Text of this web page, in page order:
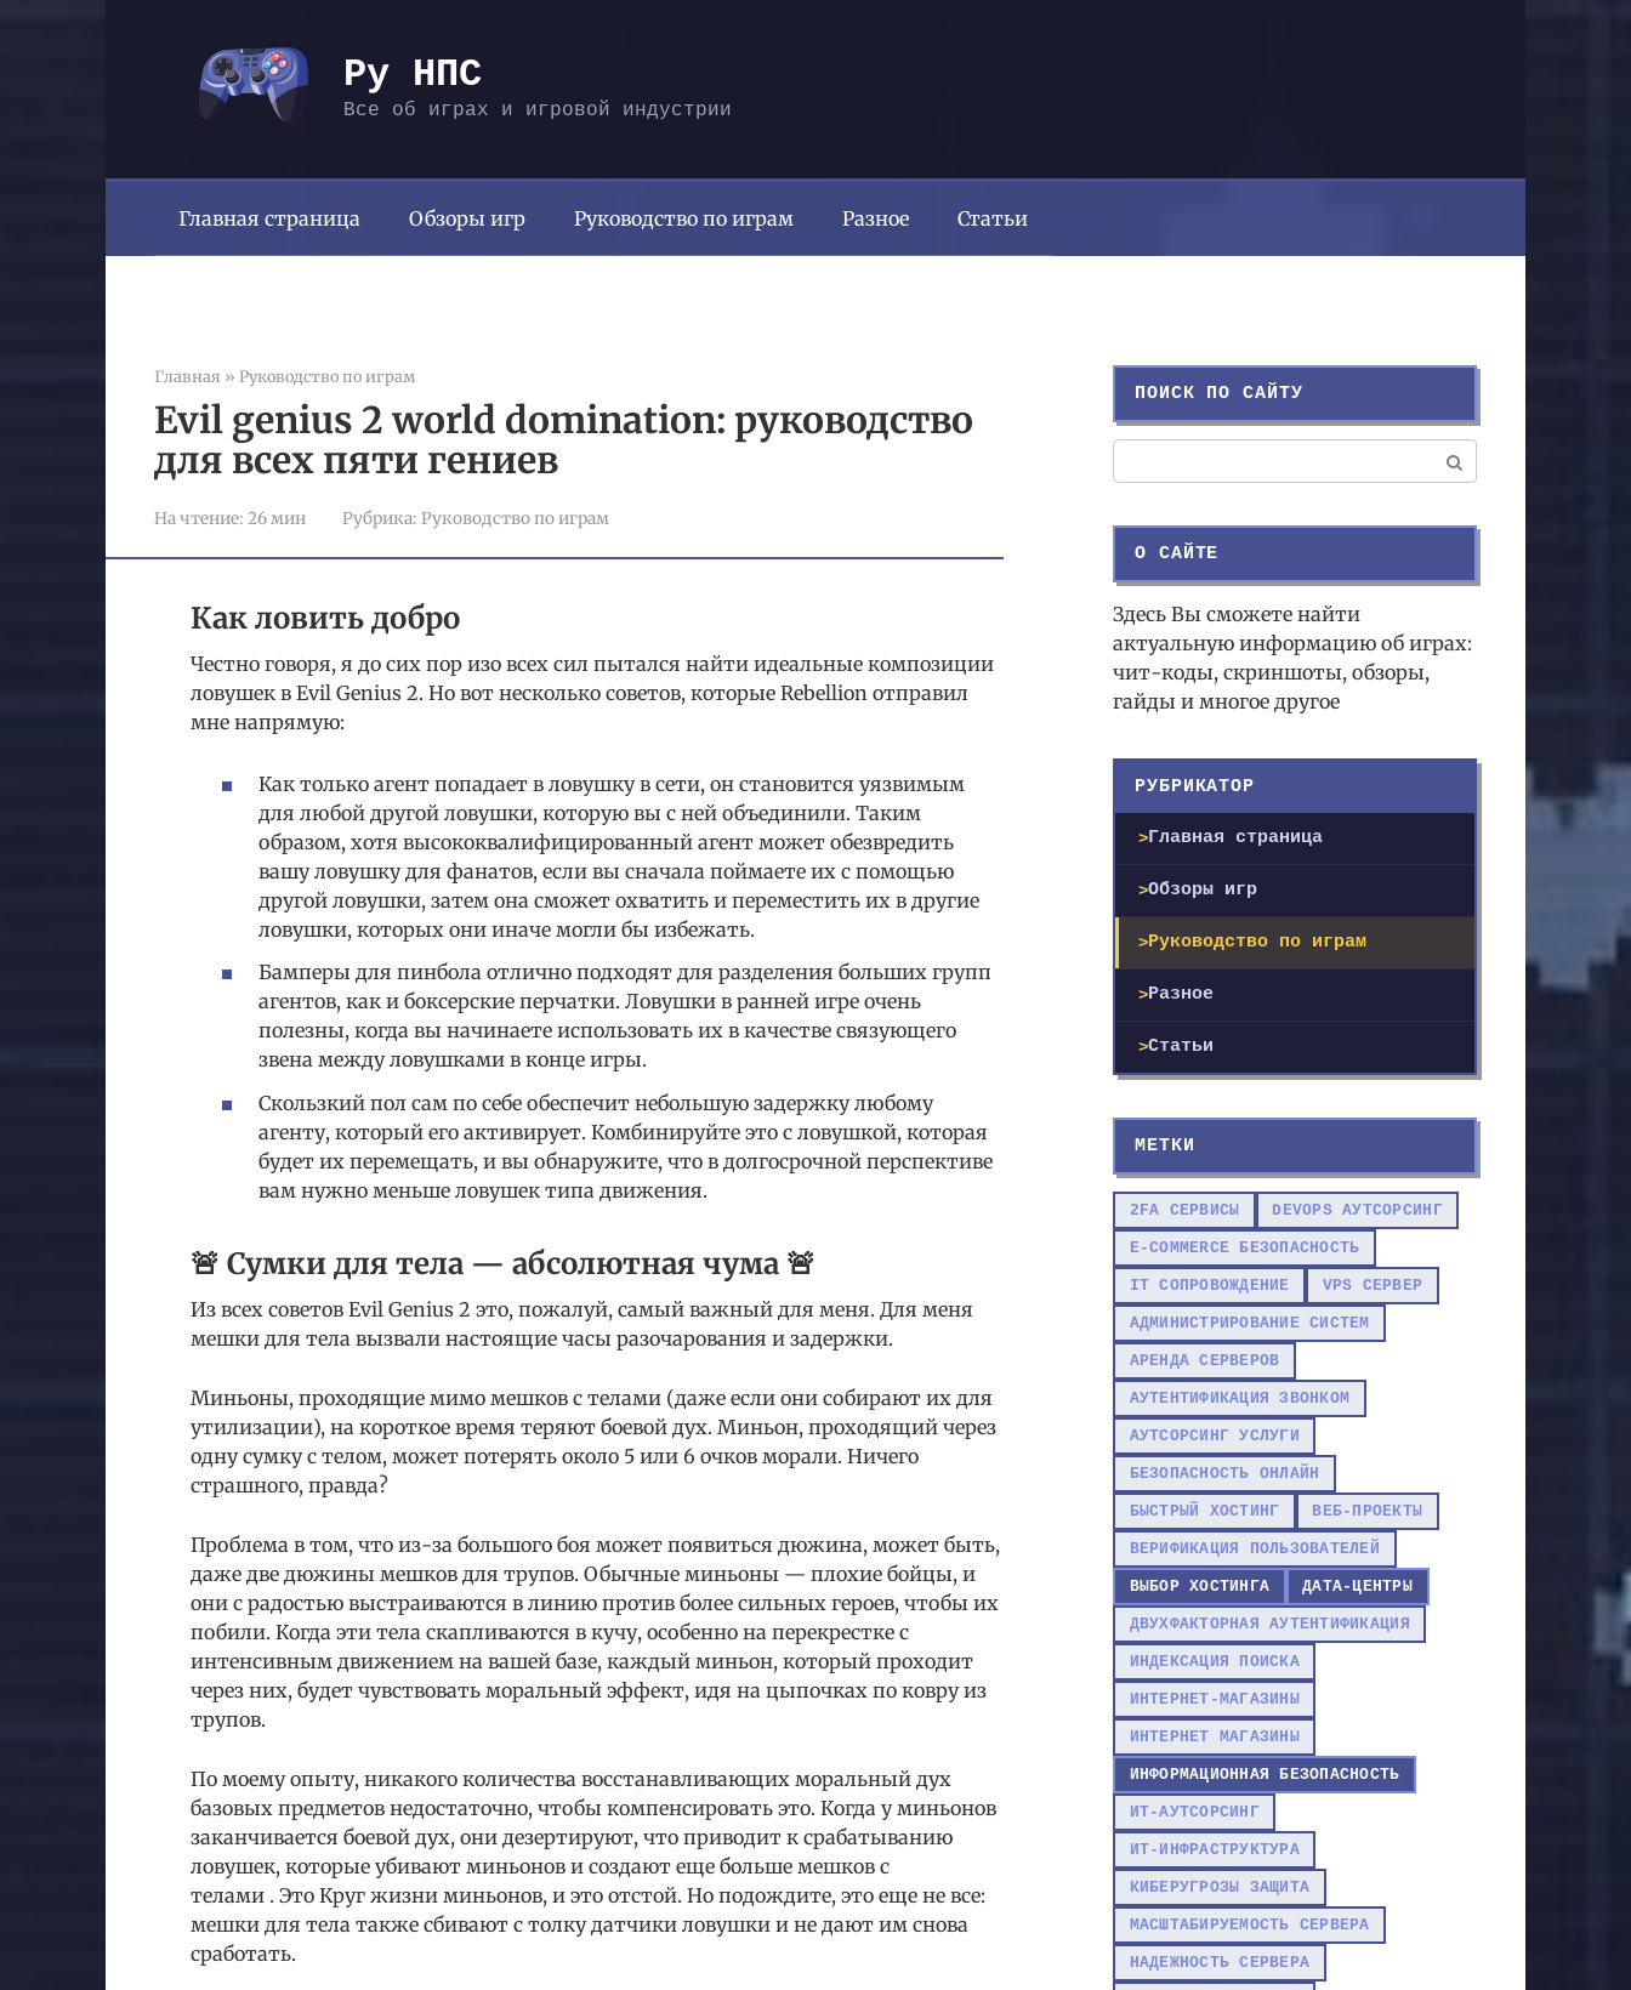
Ру НПС
Все об играх и игровой индустрии
Главная страница Обзоры игр Руководство по играм Разное Статьи
Главная » Руководство по играм
Evil genius 2 world domination: руководство
для всех пяти гениев
На чтение: 26 мин Рубрика: Руководство по играм
Как ловить добро
Честно говоря, я до сих пор изо всех сил пытался найти идеальные композиции
ловушек в Evil Genius 2. Но вот несколько советов, которые Rebellion отправил
мне напрямую:
Как только агент попадает в ловушку в сети, он становится уязвимым
для любой другой ловушки, которую вы с ней объединили. Таким
образом, хотя высококвалифицированный агент может обезвредить
вашу ловушку для фанатов, если вы сначала поймаете их с помощью
другой ловушки, затем она сможет охватить и переместить их в другие
ловушки, которых они иначе могли бы избежать.
Бамперы для пинбола отлично подходят для разделения больших групп
агентов, как и боксерские перчатки. Ловушки в ранней игре очень
полезны, когда вы начинаете использовать их в качестве связующего
звена между ловушками в конце игры.
Скользкий пол сам по себе обеспечит небольшую задержку любому
агенту, который его активирует. Комбинируйте это с ловушкой, которая
будет их перемещать, и вы обнаружите, что в долгосрочной перспективе
вам нужно меньше ловушек типа движения.
🚨 Сумки для тела — абсолютная чума 🚨
Из всех советов Evil Genius 2 это, пожалуй, самый важный для меня. Для меня
мешки для тела вызвали настоящие часы разочарования и задержки.
Миньоны, проходящие мимо мешков с телами (даже если они собирают их для
утилизации), на короткое время теряют боевой дух. Миньон, проходящий через
одну сумку с телом, может потерять около 5 или 6 очков морали. Ничего
страшного, правда?
Проблема в том, что из-за большого боя может появиться дюжина, может быть,
даже две дюжины мешков для трупов. Обычные миньоны — плохие бойцы, и
они с радостью выстраиваются в линию против более сильных героев, чтобы их
побили. Когда эти тела скапливаются в кучу, особенно на перекрестке с
интенсивным движением на вашей базе, каждый миньон, который проходит
через них, будет чувствовать моральный эффект, идя на цыпочках по ковру из
трупов.
По моему опыту, никакого количества восстанавливающих моральный дух
базовых предметов недостаточно, чтобы компенсировать это. Когда у миньонов
заканчивается боевой дух, они дезертируют, что приводит к срабатыванию
ловушек, которые убивают миньонов и создают еще больше мешков с
телами . Это Круг жизни миньонов, и это отстой. Но подождите, это еще не все:
мешки для тела также сбивают с толку датчики ловушки и не дают им снова
сработать.
ПОИСК ПО САЙТУ
О САЙТЕ
Здесь Вы сможете найти
актуальную информацию об играх:
чит-коды, скриншоты, обзоры,
гайды и многое другое
РУБРИКАТОР
Главная страница
Обзоры игр
Руководство по играм
Разное
Статьи
МЕТКИ
2FA СЕРВИСЫ DEVOPS АУТСОРСИНГ
E-COMMERCE БЕЗОПАСНОСТЬ
IT СОПРОВОЖДЕНИЕ VPS СЕРВЕР
АДМИНИСТРИРОВАНИЕ СИСТЕМ
АРЕНДА СЕРВЕРОВ
АУТЕНТИФИКАЦИЯ ЗВОНКОМ
АУТСОРСИНГ УСЛУГИ
БЕЗОПАСНОСТЬ ОНЛАЙН
БЫСТРЫЙ ХОСТИНГ ВЕБ-ПРОЕКТЫ
ВЕРИФИКАЦИЯ ПОЛЬЗОВАТЕЛЕЙ
ВЫБОР ХОСТИНГА ДАТА-ЦЕНТРЫ
ДВУХФАКТОРНАЯ АУТЕНТИФИКАЦИЯ
ИНДЕКСАЦИЯ ПОИСКА
ИНТЕРНЕТ-МАГАЗИНЫ
ИНТЕРНЕТ МАГАЗИНЫ
ИНФОРМАЦИОННАЯ БЕЗОПАСНОСТЬ
ИТ-АУТСОРСИНГ
ИТ-ИНФРАСТРУКТУРА
КИБЕРУГРОЗЫ ЗАЩИТА
МАСШТАБИРУЕМОСТЬ СЕРВЕРА
НАДЕЖНОСТЬ СЕРВЕРА